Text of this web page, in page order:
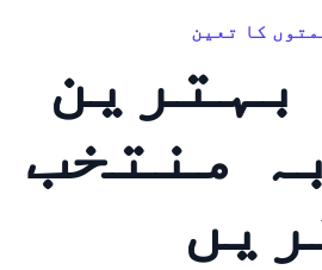
کا تعین
بہترین
منتخب